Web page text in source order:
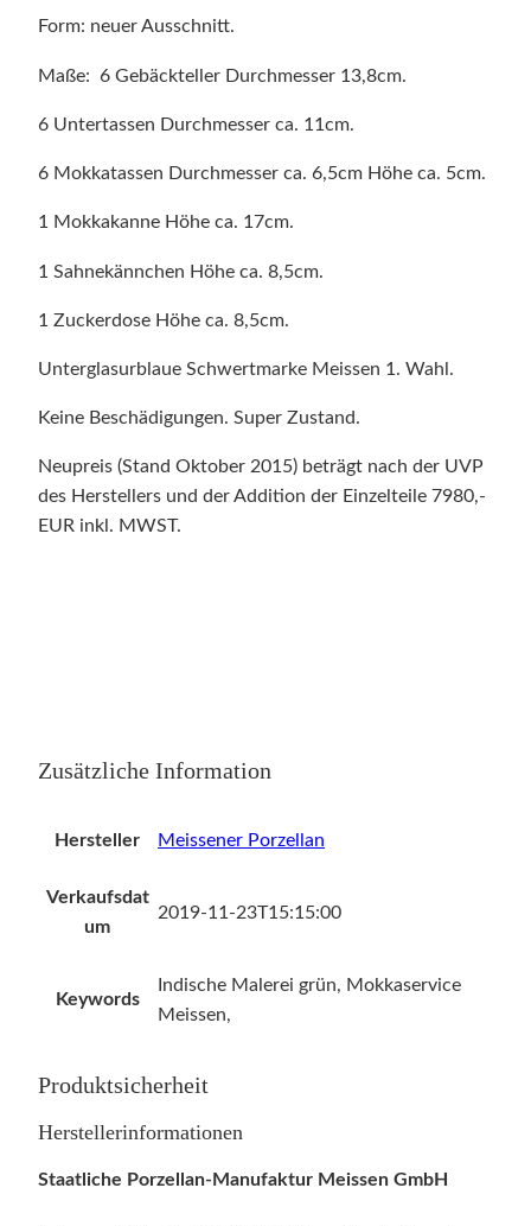
Form: neuer Ausschnitt.
Maße: 6 Gebäckteller Durchmesser 13,8cm.
6 Untertassen Durchmesser ca. 11cm.
6 Mokkatassen Durchmesser ca. 6,5cm Höhe ca. 5cm.
1 Mokkakanne Höhe ca. 17cm.
1 Sahnekännchen Höhe ca. 8,5cm.
1 Zuckerdose Höhe ca. 8,5cm.
Unterglasurblaue Schwertmarke Meissen 1. Wahl.
Keine Beschädigungen. Super Zustand.
Neupreis (Stand Oktober 2015) beträgt nach der UVP
des Herstellers und der Addition der Einzelteile 7980,-
EUR inkl. MWST.
Zusätzliche Information
Hersteller Meissener Porzellan
Verkaufsdat
um
2019-11-23T15:15:00
Keywords
Indische Malerei grün, Mokkaservice
Meissen,
Produktsicherheit
Herstellerinformationen
Staatliche Porzellan-Manufaktur Meissen GmbH